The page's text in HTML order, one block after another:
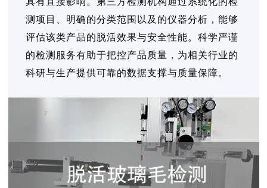
测项目、明确的分类范围以及的仪器分析，能够
评估该类产品的脱活效果与安全性能。科学严谨
的检测服务有助于把控产品质量，为相关行业的
科研与生产提供可靠的数据支撑与质量保障。